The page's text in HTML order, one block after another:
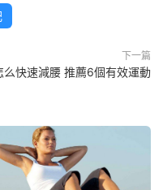
下一篇
么快速減腰 推薦6個有效運動